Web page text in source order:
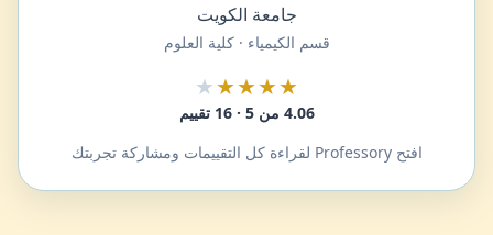
جامعة الكويت
قسم الكيمياء · كلية العلوم
★★★★
★
4.06 من 5 · 16 تقييم
افتح Professory لقراءة كل التقييمات ومشاركة تجربتك